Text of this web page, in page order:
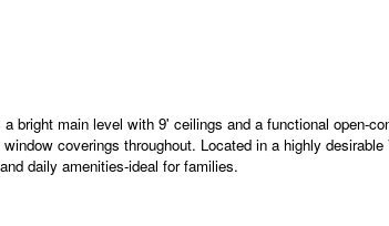
bright main level with 9' ceilings and a functional open-
coverings throughout. Located in a highly
daily amenities-ideal for families.